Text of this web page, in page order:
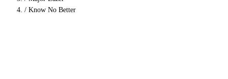
/ Know No Better